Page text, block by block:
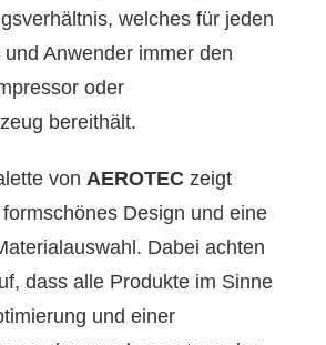
welches für jeden
Anwender immer den
oder
bereithält.
von AEROTEC zeigt
Design und eine
Dabei achten
dass alle Produkte im Sinne
und einer